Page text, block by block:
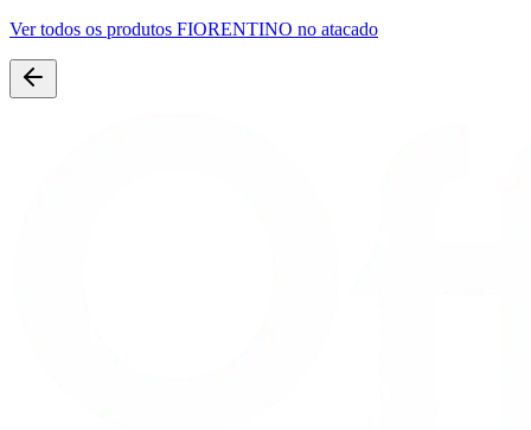
Ver todos os produtos FIORENTINO no atacado